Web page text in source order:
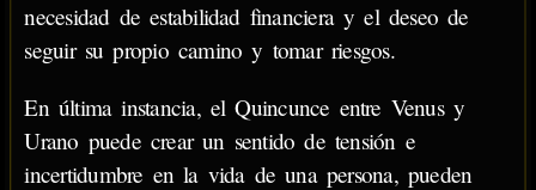
necesidad de estabilidad financiera y el deseo de
seguir su propio camino y tomar riesgos.
En última instancia, el Quincunce entre Venus y
Urano puede crear un sentido de tensión e
incertidumbre en la vida de una persona, pueden